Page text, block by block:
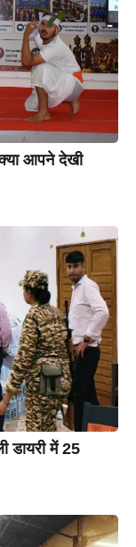
आपने देखी
में 25